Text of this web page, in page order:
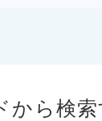
から検索